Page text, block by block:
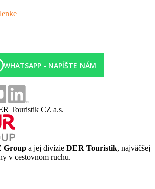
WHATSAPP - NAPÍŠTE NÁM
Touristik CZ a.s.
Group a jej divízie DER Touristik, najväčšej
v cestovnom ruchu.